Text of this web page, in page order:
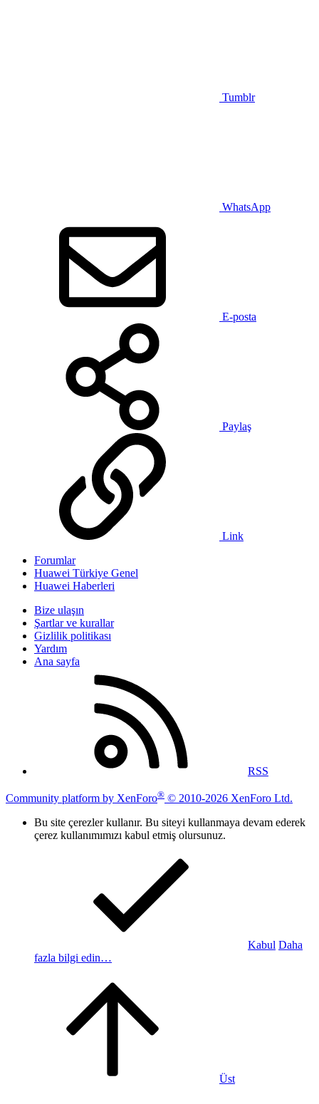
Tumblr
WhatsApp
E-posta
Paylaş
Link
Forumlar
Huawei Türkiye Genel
Huawei Haberleri
Bize ulaşın
Şartlar ve kurallar
Gizlilik politikası
Yardım
Ana sayfa
RSS
Community platform by XenForo® © 2010-2026 XenForo Ltd.
Bu site çerezler kullanır. Bu siteyi kullanmaya devam ederek
çerez kullanımımızı kabul etmiş olursunuz.
Kabul Daha
fazla bilgi edin…
Üst